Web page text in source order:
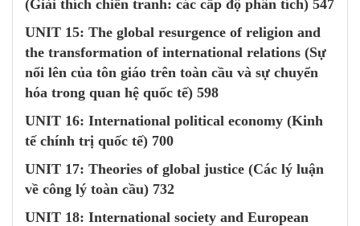
(Giải thích chiến tranh: các cấp độ phân tích) 547
UNIT 15: The global resurgence of religion and
the transformation of international relations (Sự
nổi lên của tôn giáo trên toàn cầu và sự chuyển
hóa trong quan hệ quốc tế) 598
UNIT 16: International political economy (Kinh
tế chính trị quốc tế) 700
UNIT 17: Theories of global justice (Các lý luận
về công lý toàn cầu) 732
UNIT 18: International society and European